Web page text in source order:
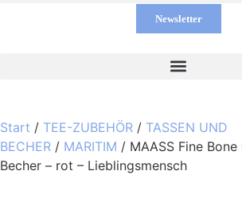
Newsletter
Start / TEE-ZUBEHÖR / TASSEN UND
BECHER / MARITIM / MAASS Fine
Becher – rot – Lieblingsmensch